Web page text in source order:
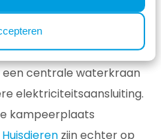
de kans is groot dat we
U kampeert op
de natuur, met een
een centrale waterkraan
elektriciteitsaansluiting.
kampeerplaats
Huisdieren zijn echter op